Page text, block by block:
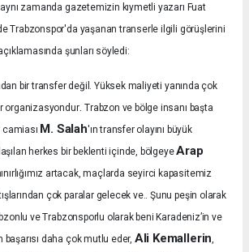
zamanda gazetemizin kıymetli yazarı Fuat
Trabzonspor'da yaşanan transerle ilgili görüşlerini
şunları söyledi:
bir transfer değil. Yüksek maliyeti yanında çok
organizasyondur.Trabzon ve bölge insanı başta
M. Salah'ın transfer olayını büyük
herkes bir beklenti içinde, bölgeyeArap
artacak, maçlarda seyirci kapasitemiz
çok paralar gelecek ve.. Şunu peşin olarak
ve Trabzonsporlu olarak beni Karadeniz’in ve
başarısı daha çok mutlu eder, Ali Kemallerin,